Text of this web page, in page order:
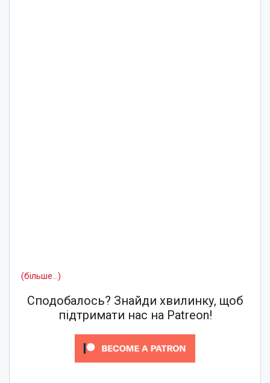
(більше…)
Сподобалось? Знайди хвилинку, щоб
підтримати нас на Patreon!